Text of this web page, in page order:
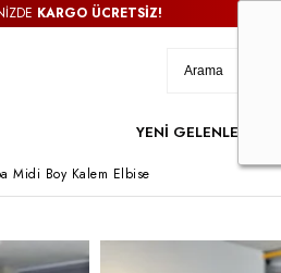
KARGO ÜCRETSİZ!
YENİ GELENLER
Midi Boy Kalem Elbise